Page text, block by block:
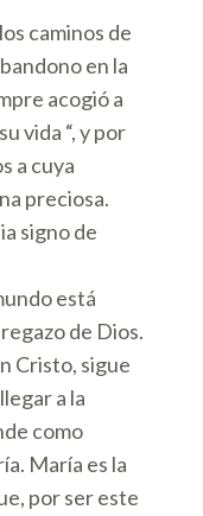
caminos de
en la
acogió a
vida “, y por
a cuya
preciosa.
signo de
está
de Dios.
Cristo, sigue
a la
como
María es la
por ser este